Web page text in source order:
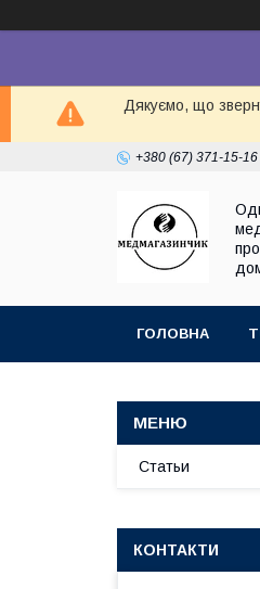
Дякуємо, що
+380 (67) 371-15-16
ГОЛОВНА
Статьи
КОНТАКТИ